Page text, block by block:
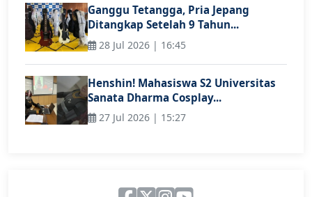
Ganggu Tetangga, Pria Jepang
Ditangkap Setelah 9 Tahun...
28 Jul 2026 | 16:45
Henshin! Mahasiswa S2 Universitas
Sanata Dharma Cosplay...
27 Jul 2026 | 15:27